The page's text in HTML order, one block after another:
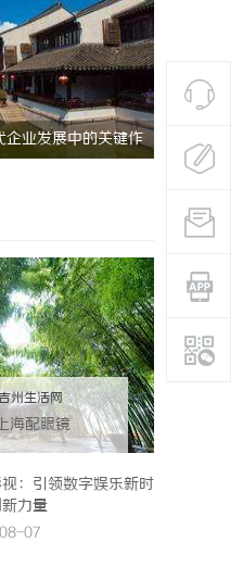
企业发展中的关键作 贝净 AC
全解析
州生活网
海配眼镜
：引领数字娱乐新时
力量
07